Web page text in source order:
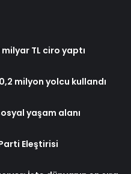
TL ciro yaptı
milyon yolcu kullandı
yaşam alanı
Eleştirisi